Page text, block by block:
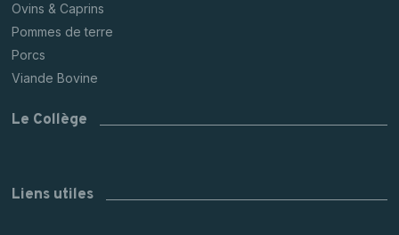
Ovins & Caprins
Pommes de terre
Porcs
Viande Bovine
Le Collège
Liens utiles